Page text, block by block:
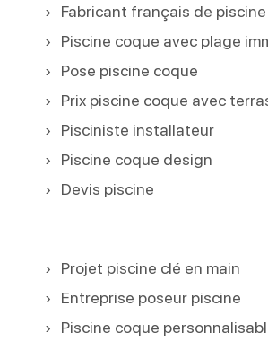
Fabricant français de
Piscine coque avec plage
Pose piscine coque
Prix piscine coque avec
Pisciniste installateur
Piscine coque design
Devis piscine
Projet piscine clé en main
Entreprise poseur piscine
Piscine coque